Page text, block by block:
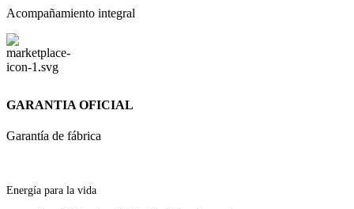
Acompañamiento integral
GARANTIA OFICIAL
Garantía de fábrica
Energía para la vida